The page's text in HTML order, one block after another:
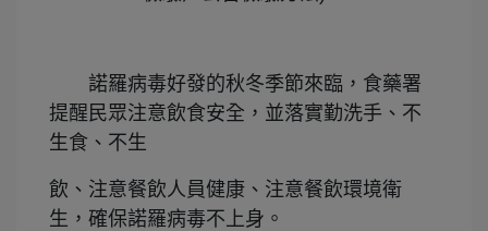
諾羅病毒好發的秋冬季節來臨，食藥署
提醒民眾注意飲食安全，並落實勤洗手、不
生食、不生
飲、 注意餐飲人員健康、 注意餐飲環境衛
生，確保諾羅病毒不上身。